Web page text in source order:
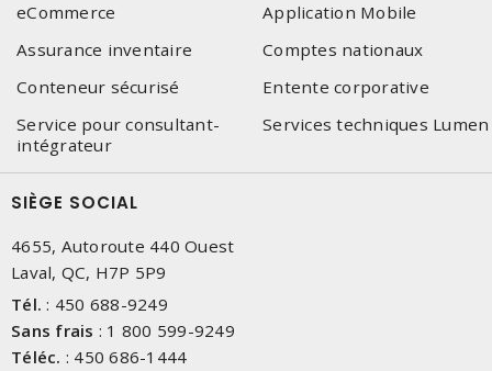
eCommerce
Application Mobile
Assurance inventaire
Comptes nationaux
Conteneur sécurisé
Entente corporative
Service pour consultant-
intégrateur
Services techniques Lumen
SIÈGE SOCIAL
4655, Autoroute 440 Ouest
Laval, QC, H7P 5P9
Tél. : 450 688-9249
Sans frais : 1 800 599-9249
Téléc. : 450 686-1444